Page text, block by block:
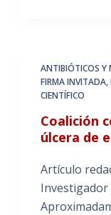
ANTIBIÓTICOS Y
FIRMA INVITADA,
CIENTÍFICO
Coalición
úlcera de
Artículo
Investigador